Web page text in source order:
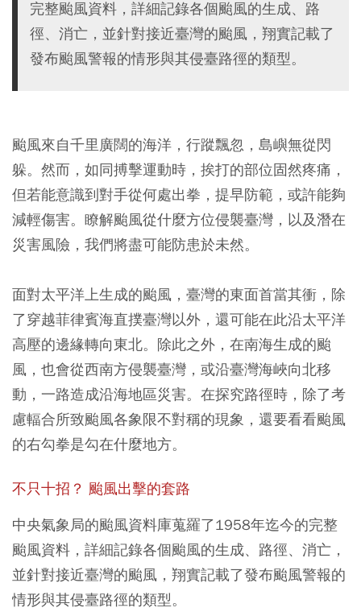
完整颱風資料，詳細記錄各個颱風的生成、路
徑、消亡，並針對接近臺灣的颱風，翔實記載了
發布颱風警報的情形與其侵臺路徑的類型。
颱風來自千里廣闊的海洋，行蹤飄忽，島嶼無從閃
躲。然而，如同搏擊運動時，挨打的部位固然疼痛，
但若能意識到對手從何處出拳，提早防範，或許能夠
減輕傷害。瞭解颱風從什麼方位侵襲臺灣，以及潛在
災害風險，我們將盡可能防患於未然。
面對太平洋上生成的颱風，臺灣的東面首當其衝，除
了穿越菲律賓海直撲臺灣以外，還可能在此沿太平洋
高壓的邊緣轉向東北。除此之外，在南海生成的颱
風，也會從西南方侵襲臺灣，或沿臺灣海峽向北移
動，一路造成沿海地區災害。 在探究路徑時，除了考
慮輻合所致颱風各象限不對稱的現象，還要看看颱風
的右勾拳是勾在什麼地方。
不只十招？ 颱風出擊的套路
中央氣象局的颱風資料庫蒐羅了1958年迄今的完整
颱風資料，詳細記錄各個颱風的生成、路徑、消亡，
並針對接近臺灣的颱風，翔實記載了發布颱風警報的
情形與其侵臺路徑的類型。